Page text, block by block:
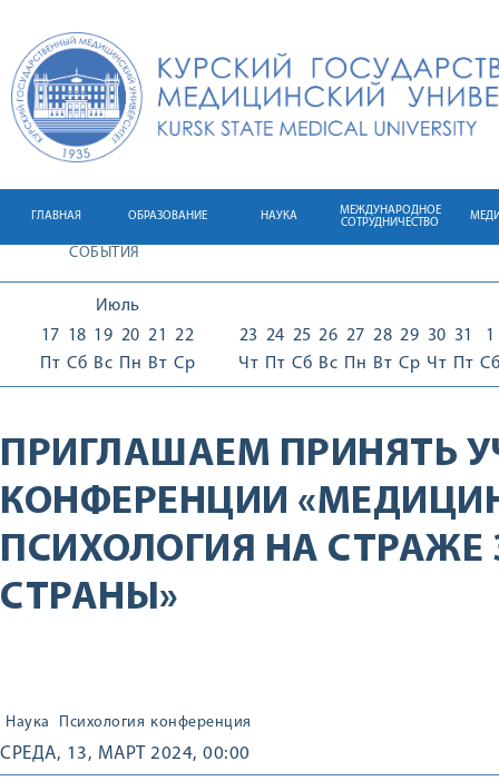
ГЛАВНАЯ ОБРАЗОВАНИЕ НАУКА
МЕЖДУНАРОДНОЕ
СОТРУДНИЧЕСТВО
СОБЫТИЯ
Июль
17
Пт
18
Сб
19
Вс
20
Пн
21
Вт
22
Ср
23
Чт
24
Пт
25
Сб
26
Вс
27
Пн
28
Вт
29
Ср
30
Чт
31
Пт
1
Сб
ПРИГЛАШАЕМ ПРИНЯТЬ
КОНФЕРЕНЦИИ
ПСИХОЛОГИЯ НА СТРАЖЕ
СТРАНЫ»
Наука Психология конференция
СРЕДА, 13, МАРТ 2024, 00:00